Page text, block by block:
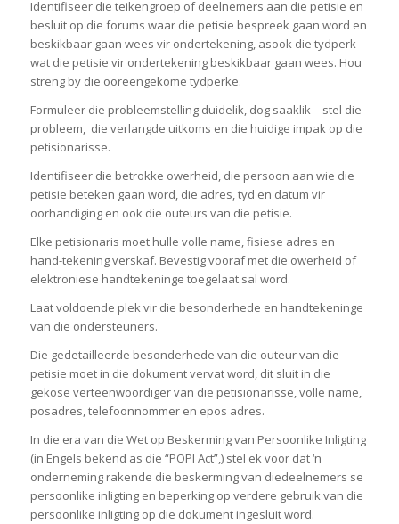
Identifiseer die teikengroep of deelnemers aan die petisie en
besluit op die forums waar die petisie bespreek gaan word en
beskikbaar gaan wees vir ondertekening, asook die tydperk
wat die petisie vir ondertekening beskikbaar gaan wees. Hou
streng by die ooreengekome tydperke.
Formuleer die probleemstelling duidelik, dog saaklik – stel die
probleem, die verlangde uitkoms en die huidige impak op die
petisionarisse.
Identifiseer die betrokke owerheid, die persoon aan wie die
petisie beteken gaan word, die adres, tyd en datum vir
oorhandiging en ook die outeurs van die petisie.
Elke petisionaris moet hulle volle name, fisiese adres en
hand-tekening verskaf. Bevestig vooraf met die owerheid of
elektroniese handtekeninge toegelaat sal word.
Laat voldoende plek vir die besonderhede en handtekeninge
van die ondersteuners.
Die gedetailleerde besonderhede van die outeur van die
petisie moet in die dokument vervat word, dit sluit in die
gekose verteenwoordiger van die petisionarisse, volle name,
posadres, telefoonnommer en epos adres.
In die era van die Wet op Beskerming van Persoonlike Inligting
(in Engels bekend as die “POPI Act”,) stel ek voor dat ‘n
onderneming rakende die beskerming van diedeelnemers se
persoonlike inligting en beperking op verdere gebruik van die
persoonlike inligting op die dokument ingesluit word.